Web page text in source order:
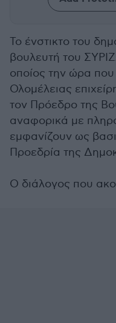
Το ένστικτο του
βουλευτή του
οποίος την ώρα
Ολομέλειας
τον Πρόεδρο της
αναφορικά με
εμφανίζουν ως
Προεδρία της
Ο διάλογος που